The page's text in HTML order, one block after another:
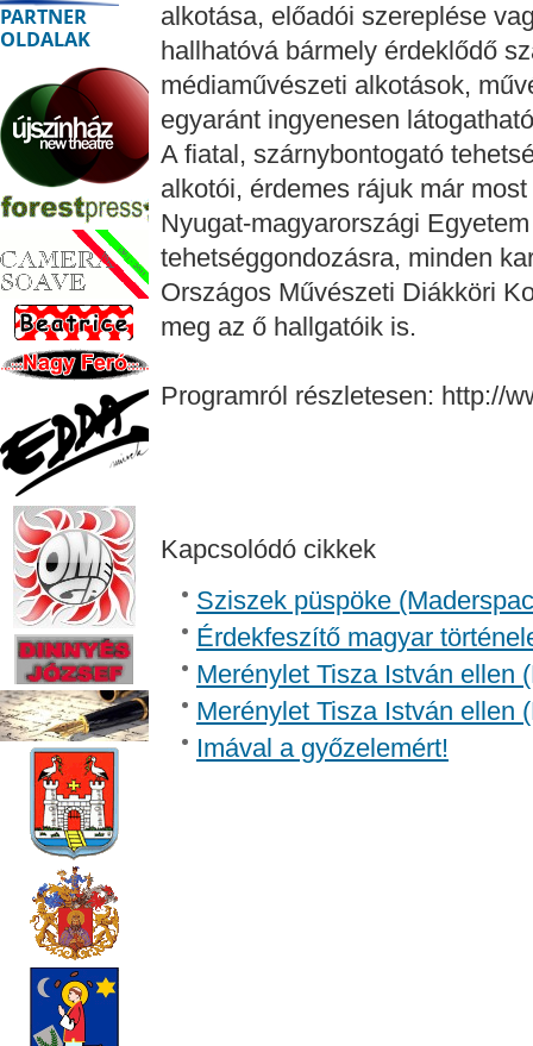
alkotása, előadói szereplése
hallhatóvá bármely érdeklődő
médiaművészeti alkotások,
egyaránt ingyenesen
A fiatal, szárnybontogató
alkotói, érdemes rájuk már
Nyugat-magyarországi
tehetséggondozásra, minden
Országos Művészeti Diákköri
meg az ő hallgatóik is.
Programról részletesen: http://
Kapcsolódó cikkek
Sziszek püspöke
Érdekfeszítő magyar
Merénylet Tisza István ellen
Merénylet Tisza István ellen
Imával a győzelemért!
PARTNER
OLDALAK